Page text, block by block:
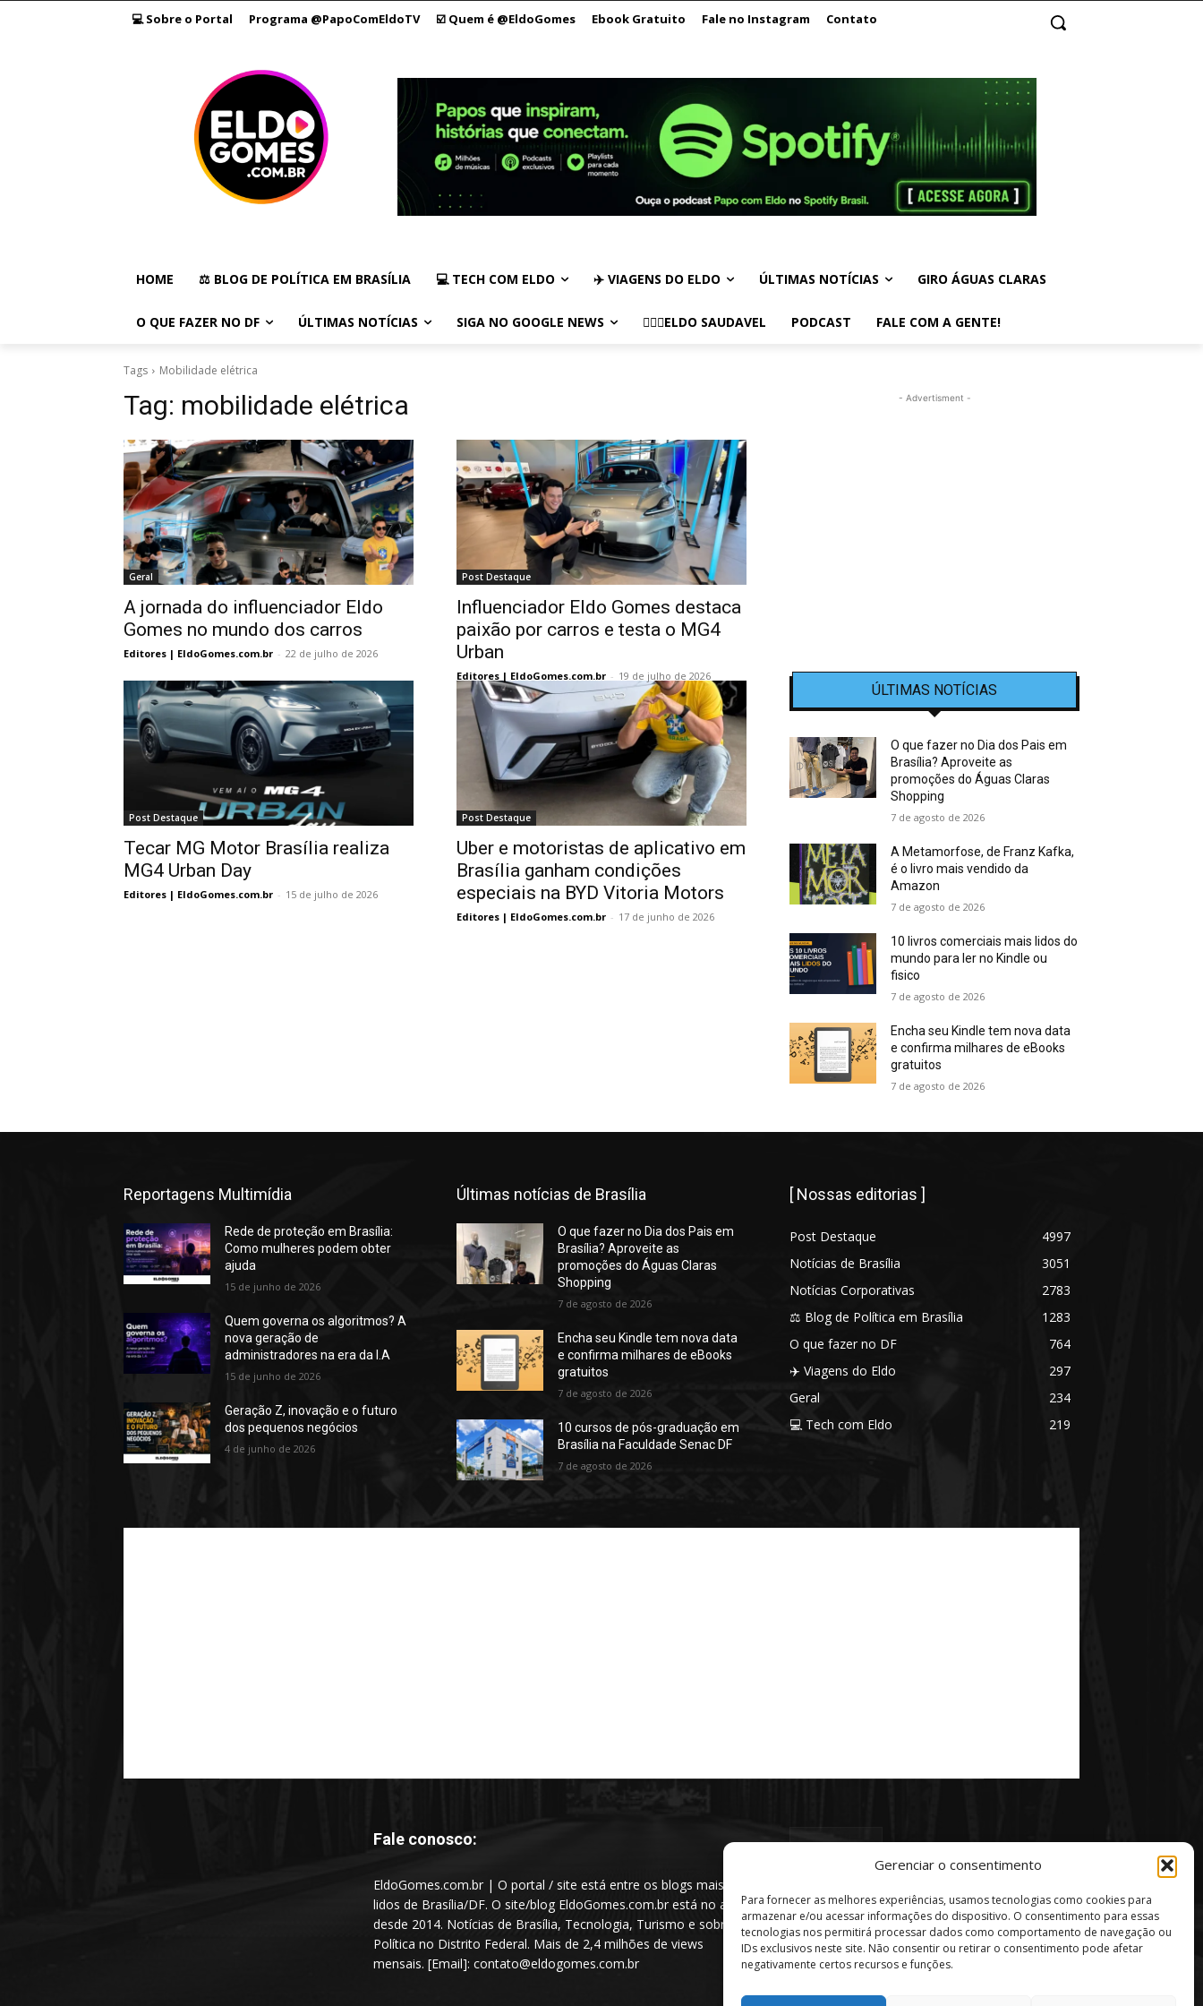
Gerenciar o consentimento
Para fornecer as melhores experiências, usamos tecnologias como cookies para
armazenar e/ou acessar informações do dispositivo. O consentimento para essas
tecnologias nos permitirá processar dados como comportamento de navegação ou
IDs exclusivos neste site. Não consentir ou retirar o consentimento pode afetar
negativamente certos recursos e funções.
💻 Sobre o Portal Programa @PapoComEldoTV ☑️ Quem é @EldoGomes Ebook Gratuito Fale no Instagram Contato
HOME ⚖️ BLOG DE POLÍTICA EM BRASÍLIA 💻 TECH COM ELDO ✈️ VIAGENS DO ELDO ÚLTIMAS NOTÍCIAS GIRO ÁGUAS CLARAS
O QUE FAZER NO DF ÚLTIMAS NOTÍCIAS SIGA NO GOOGLE NEWS 🏃🏻‍♂️ELDO SAUDAVEL PODCAST FALE COM A GENTE!
Tags Mobilidade elétrica
Tag: mobilidade elétrica
Geral
A jornada do influenciador Eldo
Gomes no mundo dos carros
Editores | EldoGomes.com.br - 22 de julho de 2026
Post Destaque
Influenciador Eldo Gomes destaca
paixão por carros e testa o MG4
Urban
Editores | EldoGomes.com.br - 19 de julho de 2026
Post Destaque
Tecar MG Motor Brasília realiza
MG4 Urban Day
Editores | EldoGomes.com.br - 15 de julho de 2026
Post Destaque
Uber e motoristas de aplicativo em
Brasília ganham condições
especiais na BYD Vitoria Motors
Editores | EldoGomes.com.br - 17 de junho de 2026
- Advertisment -
ÚLTIMAS NOTÍCIAS
O que fazer no Dia dos Pais em
Brasília? Aproveite as
promoções do Águas Claras
Shopping
7 de agosto de 2026
A Metamorfose, de Franz Kafka,
é o livro mais vendido da
Amazon
7 de agosto de 2026
10 livros comerciais mais lidos do
mundo para ler no Kindle ou
fisico
7 de agosto de 2026
Encha seu Kindle tem nova data
e confirma milhares de eBooks
gratuitos
7 de agosto de 2026
Reportagens Multimídia
Rede de proteção em Brasília:
Como mulheres podem obter
ajuda
15 de junho de 2026
Quem governa os algoritmos? A
nova geração de
administradores na era da I.A
15 de junho de 2026
Geração Z, inovação e o futuro
dos pequenos negócios
4 de junho de 2026
Últimas notícias de Brasília
O que fazer no Dia dos Pais em
Brasília? Aproveite as
promoções do Águas Claras
Shopping
7 de agosto de 2026
Encha seu Kindle tem nova data
e confirma milhares de eBooks
gratuitos
7 de agosto de 2026
10 cursos de pós-graduação em
Brasília na Faculdade Senac DF
7 de agosto de 2026
[ Nossas editorias ]
Post Destaque
4997
Notícias de Brasília
3051
Notícias Corporativas
2783
⚖️ Blog de Política em Brasília
1283
O que fazer no DF
764
✈️ Viagens do Eldo
297
Geral
234
💻 Tech com Eldo
219
Fale conosco:
EldoGomes.com.br | O portal / site está entre os blogs mais
lidos de Brasília/DF. O site/blog EldoGomes.com.br está no ar
desde 2014. Notícias de Brasília, Tecnologia, Turismo e sobre a
Política no Distrito Federal. Mais de 2,4 milhões de views
mensais. [Email]: contato@eldogomes.com.br